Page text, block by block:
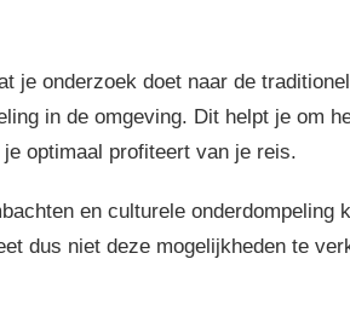
je onderzoek doet naar de
in de omgeving. Dit helpt je om
optimaal profiteert van je reis.
en culturele onderdompeling
dus niet deze mogelijkheden te